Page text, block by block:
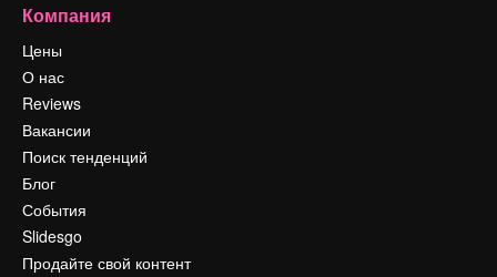
Компания
Цены
О нас
Reviews
Вакансии
Поиск тенденций
Блог
События
Slidesgo
Продайте свой контент